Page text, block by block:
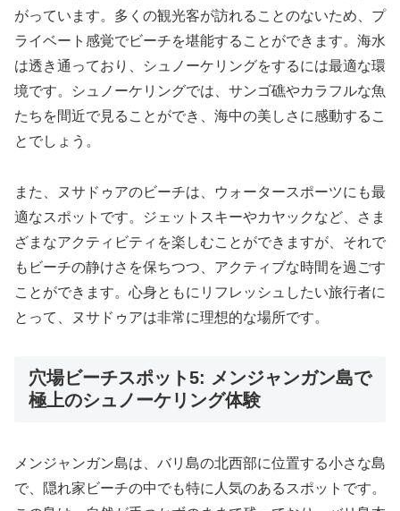
がっています。多くの観光客が訪れることのないため、プ
ライベート感覚でビーチを堪能することができます。海水
は透き通っており、シュノーケリングをするには最適な環
境です。シュノーケリングでは、サンゴ礁やカラフルな魚
たちを間近で見ることができ、海中の美しさに感動するこ
とでしょう。
また、ヌサドゥアのビーチは、ウォータースポーツにも最
適なスポットです。ジェットスキーやカヤックなど、さま
ざまなアクティビティを楽しむことができますが、それで
もビーチの静けさを保ちつつ、アクティブな時間を過ごす
ことができます。心身ともにリフレッシュしたい旅行者に
とって、ヌサドゥアは非常に理想的な場所です。
穴場ビーチスポット5: メンジャンガン島で
極上のシュノーケリング体験
メンジャンガン島は、バリ島の北西部に位置する小さな島
で、隠れ家ビーチの中でも特に人気のあるスポットです。